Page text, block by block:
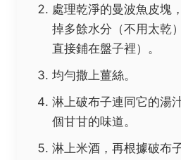
處理乾淨的曼波魚皮塊
掉多餘水分（不用太乾
直接鋪在盤子裡）。
均勻撒上薑絲。
淋上破布子連同它的湯
個甘甘的味道。
淋上米酒，再根據破布